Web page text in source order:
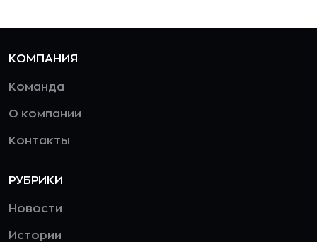
КОМПАНИЯ
Команда
О компании
Контакты
РУБРИКИ
Новости
Истории